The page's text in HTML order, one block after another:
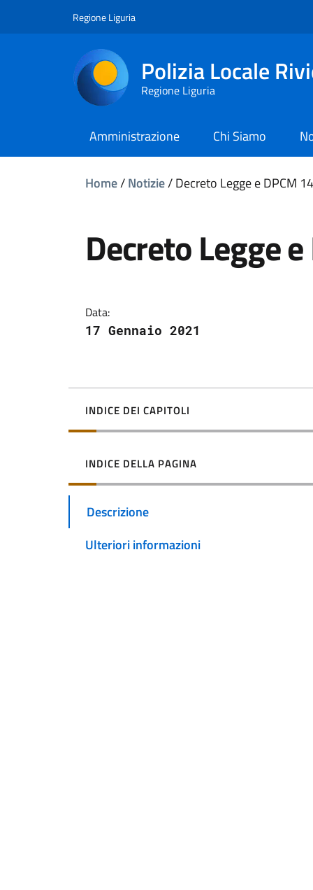
Regione Liguria
Polizia Locale
Regione Liguria
Amministrazione Chi Siamo
Home/Notizie/Decreto Legge e DPCM
Decreto Legge
Data:
17 Gennaio 2021
INDICE DEI CAPITOLI
INDICE DELLA PAGINA
Descrizione
Ulteriori informazioni